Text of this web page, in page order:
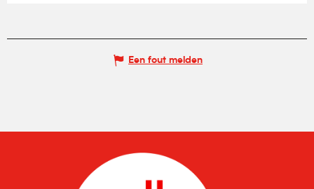
Een fout melden